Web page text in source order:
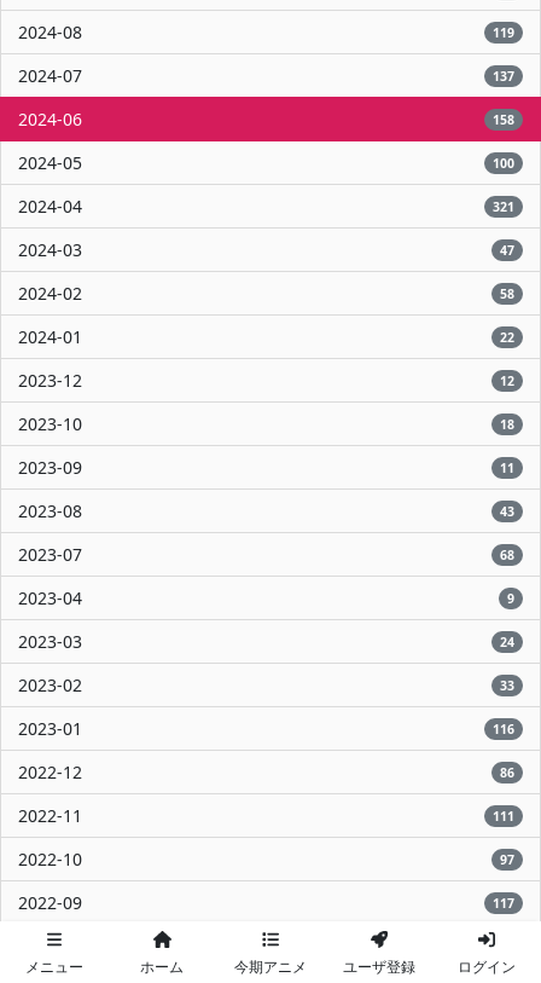
2024-08 119
2024-07 137
2024-06 158
2024-05 100
2024-04 321
2024-03 47
2024-02 58
2024-01 22
2023-12 12
2023-10 18
2023-09 11
2023-08 43
2023-07 68
2023-04 9
2023-03 24
2023-02 33
2023-01 116
2022-12 86
2022-11 111
2022-10 97
2022-09 117
2022-08
メニュー ホーム 今期アニメ ユーザ登録 ログイン